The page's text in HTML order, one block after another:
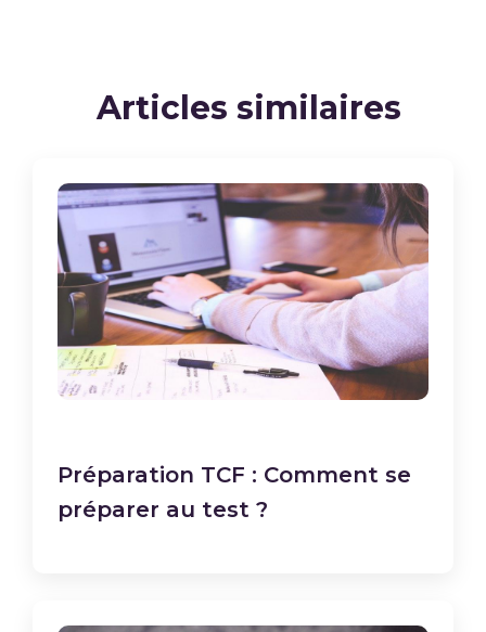
Articles similaires
Préparation TCF : Comment se
préparer au test ?